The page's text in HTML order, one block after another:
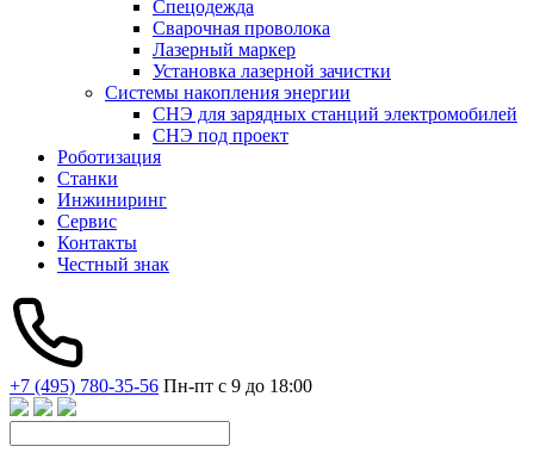
Спецодежда
Сварочная проволока
Лазерный маркер
Установка лазерной зачистки
Системы накопления энергии
СНЭ для зарядных станций электромобилей
СНЭ под проект
Роботизация
Станки
Инжиниринг
Сервис
Контакты
Честный знак
+7 (495) 780-35-56 Пн-пт с 9 до 18:00